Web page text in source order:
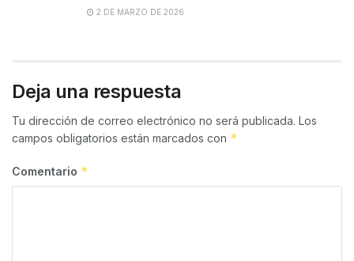
2 DE MARZO DE 2026
Deja una respuesta
Tu dirección de correo electrónico no será publicada. Los
campos obligatorios están marcados con *
Comentario *